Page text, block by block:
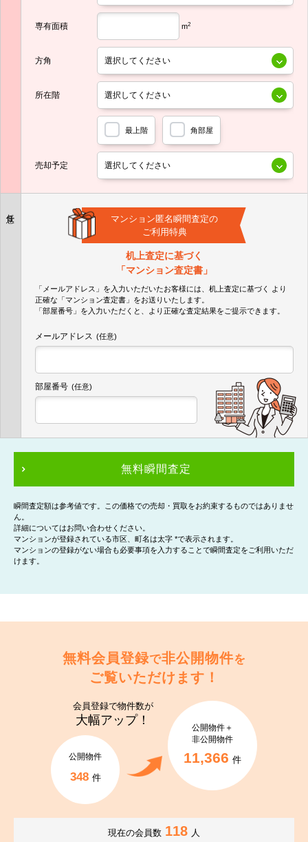
専有面積 m2
方角
所在階
最上階 角部屋
売却予定
マンション匿名瞬間査定の
ご利用特典
机上査定に基づく
「マンション査定書」
「メールアドレス」を入力いただいたお客様には、机上査定に基づく
より
正確な 「マンション査定書」 をお送りいたします。
「部屋番号」を入力いただくと、より正確な査定結果をご提示できます。
メールアドレス (任意)
部屋番号 (任意)
無料瞬間査定
瞬間査定額は参考値です。この価格での売却・買取をお約束するものではありませ
ん。
詳細についてはお問い合わせください。
マンションが登録されている市区、町名は太字 *で表示されます。
マンションの登録がない場合も必要事項を入力することで瞬間査定をご利用いただ
けます。
無料会員登録で非公開物件を
ご覧いただけます！
会員登録で物件数が
大幅アップ！
公開物件
348 件
公開物件＋
非公開物件
11,366 件
現在の会員数 118 人